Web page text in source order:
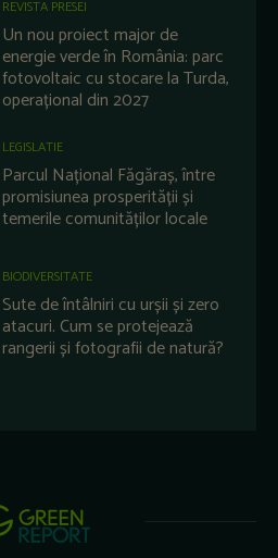
REVISTA PRESEI
Un nou proiect major de
energie verde în România: parc
fotovoltaic cu stocare la Turda,
operațional din 2027
LEGISLATIE
Parcul Național Făgăraș, între
promisiunea prosperității și
temerile comunităților locale
BIODIVERSITATE
Sute de întâlniri cu urșii și zero
atacuri. Cum se protejează
rangerii și fotografii de natură?